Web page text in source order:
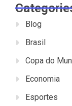
Blog
Brasil
Copa do
Economia
Esportes